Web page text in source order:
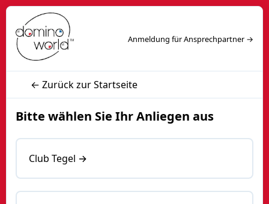
Anmeldung für Ansprechpartner →
← Zurück zur Startseite
Bitte wählen Sie Ihr Anliegen aus
Club Tegel →